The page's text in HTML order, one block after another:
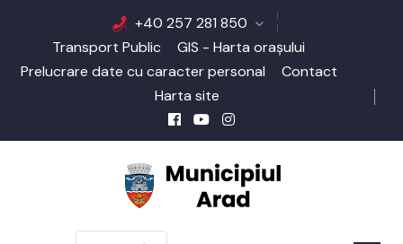
+40 257 281 850
Transport Public
GIS - Harta orașului
Prelucrare date cu caracter personal
Contact
Harta site